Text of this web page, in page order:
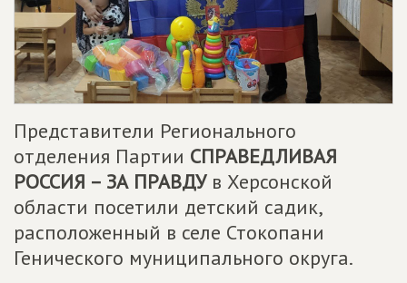
Представители Регионального
отделения Партии СПРАВЕДЛИВАЯ
РОССИЯ – ЗА ПРАВДУв Херсонской
области посетили детский садик,
расположенный в селе Стокопани
Генического муниципального округа.